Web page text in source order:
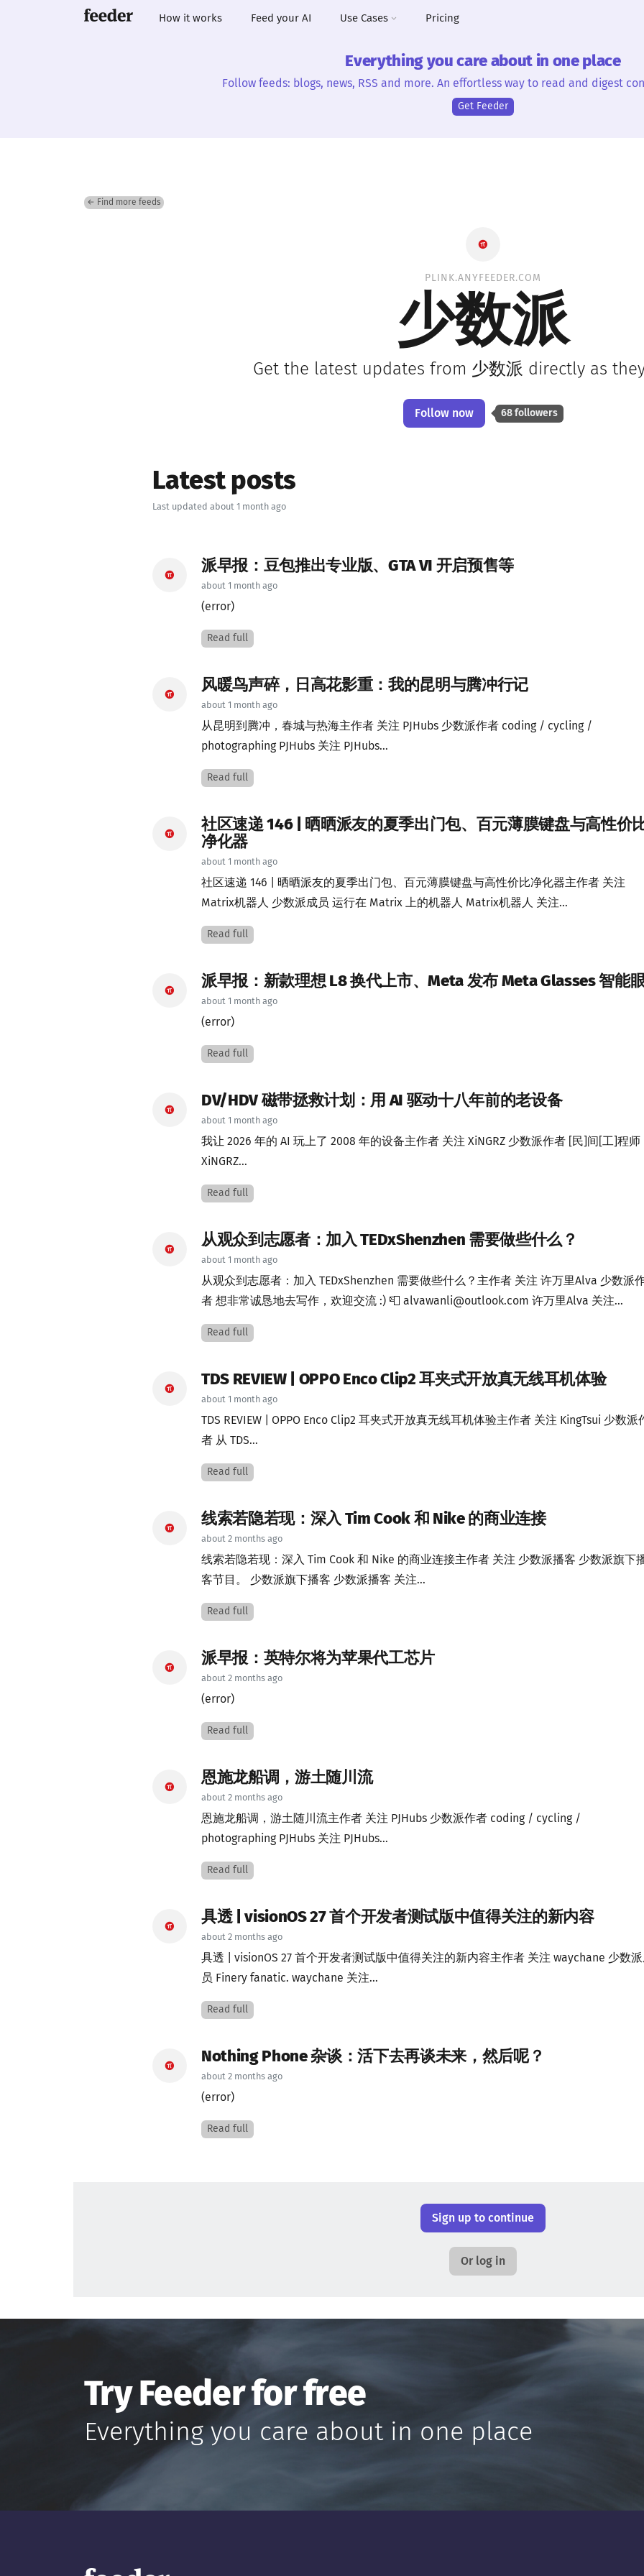
How it works Feed your AI Use Cases Pricing
Everything you care about in one place
Follow feeds: blogs, news, RSS and more. An effortless way to read and digest
Get Feeder
← Find more feeds
PLINK.ANYFEEDER.COM
少数派
Get the latest updates from 少数派 directly as
Follow now 68 followers
Latest posts
Last updated about 1 month ago
派早报：豆包推出专业版、GTA VI 开启预售等
about 1 month ago
(error)
Read full
风暖鸟声碎，日高花影重：我的昆明与腾冲行记
about 1 month ago
从昆明到腾冲，春城与热海主作者 关注 PJHubs 少数派作者 coding / cycling /
photographing PJHubs 关注 PJHubs...
Read full
社区速递 146 | 晒晒派友的夏季出门包、百元薄膜键盘与高性价
净化器
about 1 month ago
社区速递 146 | 晒晒派友的夏季出门包、百元薄膜键盘与高性价比净化器主作者 关注
Matrix机器人 少数派成员 运行在 Matrix 上的机器人 Matrix机器人 关注...
Read full
派早报：新款理想 L8 换代上市、Meta 发布 Meta Glasses 智能
about 1 month ago
(error)
Read full
DV/HDV 磁带拯救计划：用 AI 驱动十八年前的老设备
about 1 month ago
我让 2026 年的 AI 玩上了 2008 年的设备主作者 关注 XiNGRZ 少数派作者 [民]间[工]程师
XiNGRZ...
Read full
从观众到志愿者：加入 TEDxShenzhen 需要做些什么？
about 1 month ago
从观众到志愿者：加入 TEDxShenzhen 需要做些什么？主作者 关注 许万里Alva 少数派
者 想非常诚恳地去写作，欢迎交流 :) 📮 alvawanli@outlook.com 许万里Alva 关注...
Read full
TDS REVIEW | OPPO Enco Clip2 耳夹式开放真无线耳机体验
about 1 month ago
TDS REVIEW | OPPO Enco Clip2 耳夹式开放真无线耳机体验主作者 关注 KingTsui 少数派
者 从 TDS...
Read full
线索若隐若现：深入 Tim Cook 和 Nike 的商业连接
about 2 months ago
线索若隐若现：深入 Tim Cook 和 Nike 的商业连接主作者 关注 少数派播客 少数派旗下
客节目。 少数派旗下播客 少数派播客 关注...
Read full
派早报：英特尔将为苹果代工芯片
about 2 months ago
(error)
Read full
恩施龙船调，游土随川流
about 2 months ago
恩施龙船调，游土随川流主作者 关注 PJHubs 少数派作者 coding / cycling /
photographing PJHubs 关注 PJHubs...
Read full
具透 | visionOS 27 首个开发者测试版中值得关注的新内容
about 2 months ago
具透 | visionOS 27 首个开发者测试版中值得关注的新内容主作者 关注 waychane 少数
员 Finery fanatic. waychane 关注...
Read full
Nothing Phone 杂谈：活下去再谈未来，然后呢？
about 2 months ago
(error)
Read full
Sign up to continue
Or log in
Try Feeder for free
Everything you care about in one place